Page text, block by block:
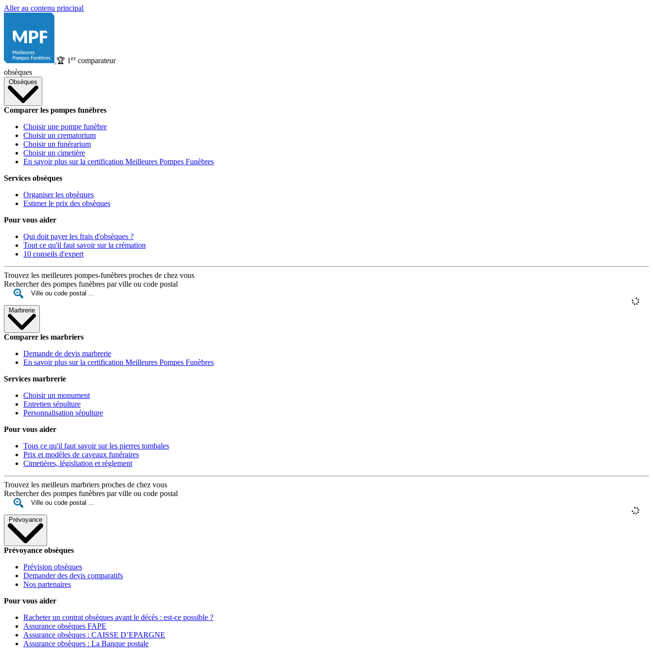
Aller au contenu principal
🏆 1 ercomparateur
obsèques
Obsèques
Comparer les pompes funèbres
Choisir une pompe funèbre
Choisir un crematorium
Choisir un funérarium
Choisir un cimetière
En savoir plus sur la certification Meilleures Pompes Funèbres
Services obsèques
Organiser les obsèques
Estimer le prix des obsèques
Pour vous aider
Qui doit payer les frais d'obsèques ?
Tout ce qu'il faut savoir sur la crémation
10 conseils d'expert
Trouvez les meilleures pompes-funèbres proches de chez vous
Rechercher des pompes funèbres par ville ou code postal
Marbrerie
Comparer les marbriers
Demande de devis marbrerie
En savoir plus sur la certification Meilleures Pompes Funèbres
Services marbrerie
Choisir un monument
Entretien sépulture
Personnalisation sépulture
Pour vous aider
Tous ce qu'il faut savoir sur les pierres tombales
Prix et modèles de caveaux funéraires
Cimetières, législiation et réglement
Trouvez les meilleurs marbriers proches de chez vous
Rechercher des pompes funèbres par ville ou code postal
Prévoyance
Prévoyance obsèques
Prévision obsèques
Demander des devis comparatifs
Nos partenaires
Pour vous aider
Racheter un contrat obsèques avant le décès : est-ce possible ?
Assurance obsèques FAPE
Assurance obsèques : CAISSE D’EPARGNE
Assurance obsèques : La Banque postale